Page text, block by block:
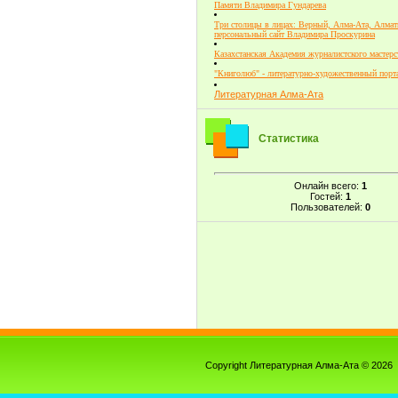
Памяти Владимира Гундарева
Три столицы в лицах: Верный, Алма-Ата,
персональный сайт Владимира Проскурина
Казахстанская Академия журналистского
"Книголюб" - литературно-художественный
Литературная Алма-Ата
Статистика
Онлайн всего: 1
Гостей: 1
Пользователей: 0
Copyright Литературная Алма-Ата © 2026